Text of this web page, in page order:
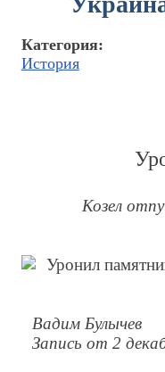
Категория:
История
Козел
Вадим Булычев
Запись от 2